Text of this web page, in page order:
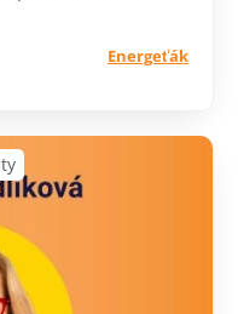
Energeťák